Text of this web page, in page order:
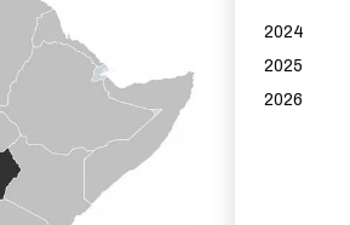
2024
2025
2026